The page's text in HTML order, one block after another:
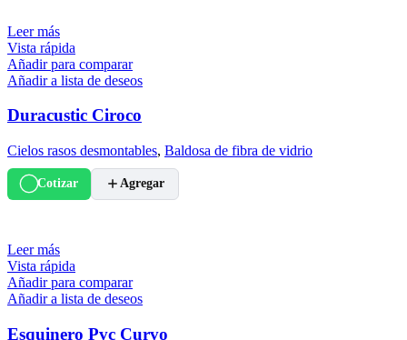
Leer más
Vista rápida
Añadir para comparar
Añadir a lista de deseos
Duracustic Ciroco
Cielos rasos desmontables, Baldosa de fibra de vidrio
Cotizar Agregar
Leer más
Vista rápida
Añadir para comparar
Añadir a lista de deseos
Esquinero Pvc Curvo